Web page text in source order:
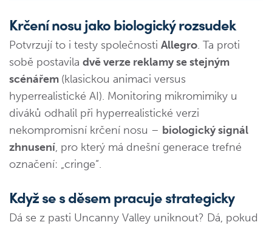
Krčení nosu jako biologický rozsudek
Potvrzují to i testy společnosti Allegro. Ta proti
sobě postavila dvě verze reklamy se stejným
scénářem (klasickou animaci versus
hyperrealistické AI). Monitoring mikromimiky u
diváků odhalil při hyperrealistické verzi
nekompromisní krčení nosu – biologický signál
zhnusení, pro který má dnešní generace trefné
označení: „cringe“.
Když se s děsem pracuje strategicky
Dá se z pasti Uncanny Valley uniknout? Dá, pokud